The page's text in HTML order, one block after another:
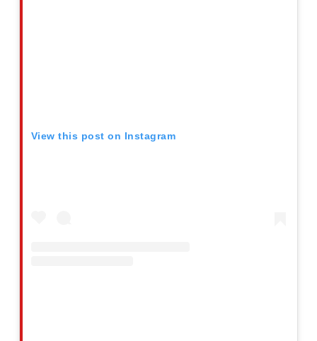
View this post on Instagram